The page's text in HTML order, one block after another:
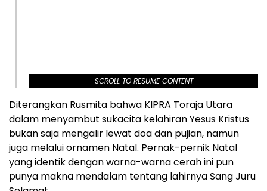
SCROLL TO RESUME CONTENT
Diterangkan Rusmita bahwa KIPRA Toraja Utara
dalam menyambut sukacita kelahiran Yesus Kristus
bukan saja mengalir lewat doa dan pujian, namun
juga melalui ornamen Natal. Pernak-pernik Natal
yang identik dengan warna-warna cerah ini pun
punya makna mendalam tentang lahirnya Sang Juru